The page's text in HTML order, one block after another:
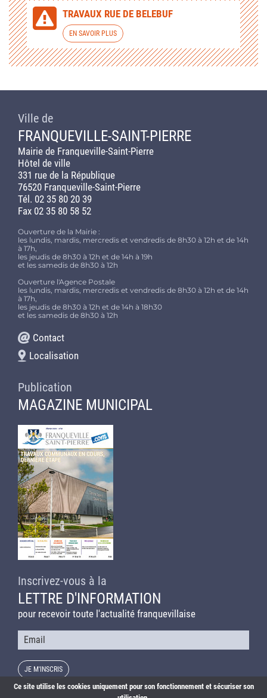
Ce site utilise les cookies uniquement pour son fonctionnement et sécuriser son
TRAVAUX RUE DE BELEBUF
EN SAVOIR PLUS
Ville de
FRANQUEVILLE-SAINT-PIERRE
Mairie de Franqueville-Saint-Pierre
Hôtel de ville
331 rue de la République
76520 Franqueville-Saint-Pierre
Tél. 02 35 80 20 39
Fax 02 35 80 58 52
Ouverture de la Mairie :
les lundis, mardis, mercredis et vendredis de 8h30 à 12h et de 14h
à 17h,
les jeudis de 8h30 à 12h et de 14h à 19h
et les samedis de 8h30 à 12h
Ouverture l'Agence Postale
les lundis, mardis, mercredis et vendredis de 8h30 à 12h et de 14h
à 17h,
les jeudis de 8h30 à 12h et de 14h à 18h30
et les samedis de 8h30 à 12h
Contact
Localisation
Publication
MAGAZINE MUNICIPAL
Inscrivez-vous à la
LETTRE D'INFORMATION
pour recevoir toute l'actualité franquevillaise
Courriel